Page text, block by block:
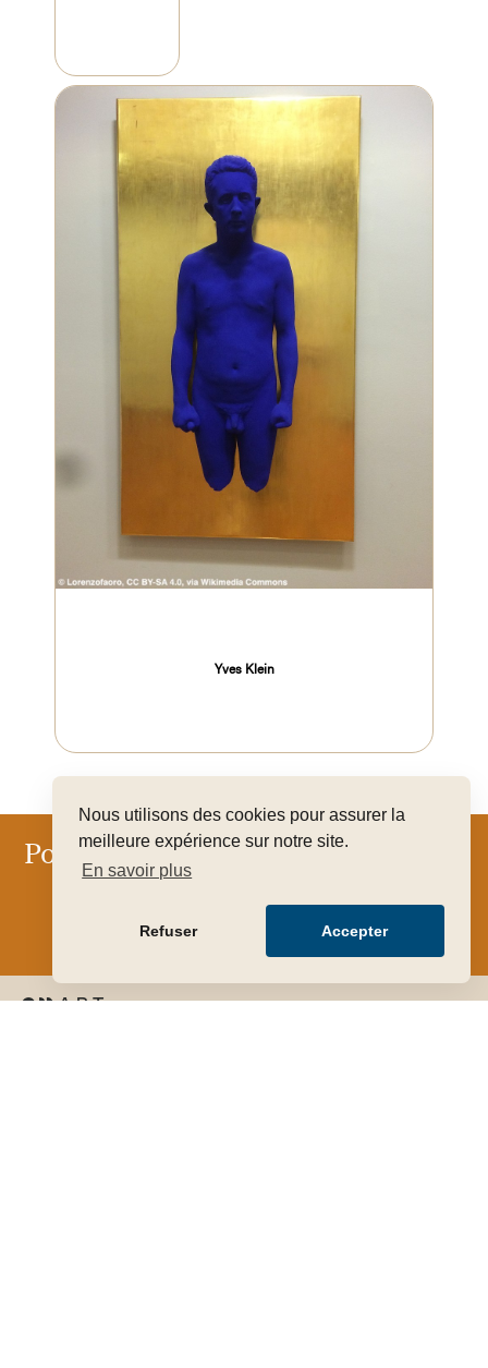
Nous utilisons des cookies pour assurer la
meilleure expérience sur notre site.
En savoir plus
Refuser Accepter
Yves Klein
Pour que votre art trouve sa juste
FAIRE ESTIMER GRATUITEMENT MON OBJET